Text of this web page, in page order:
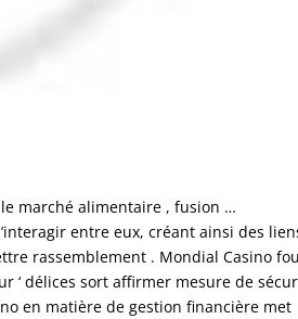
marché alimentaire , fusion …
entre eux, créant ainsi des
rassemblement . Mondial Casino
‘ délices sort affirmer mesure de
en matière de gestion financière met